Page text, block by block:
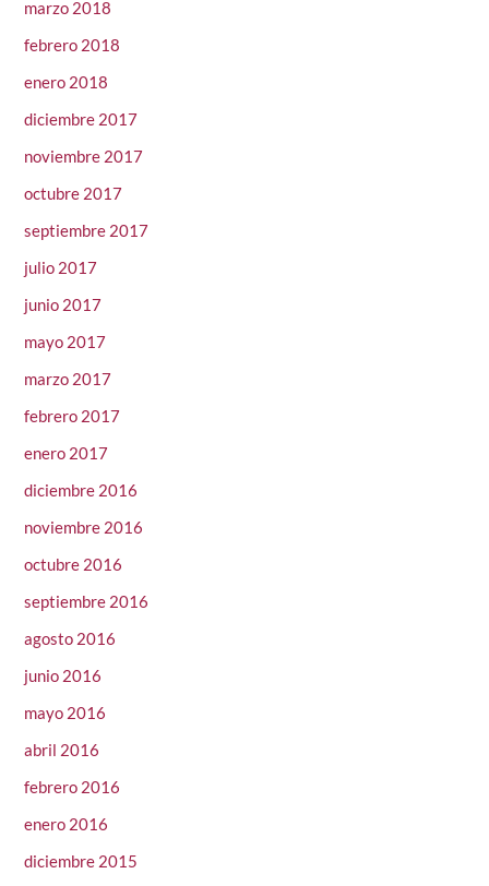
marzo 2018
febrero 2018
enero 2018
diciembre 2017
noviembre 2017
octubre 2017
septiembre 2017
julio 2017
junio 2017
mayo 2017
marzo 2017
febrero 2017
enero 2017
diciembre 2016
noviembre 2016
octubre 2016
septiembre 2016
agosto 2016
junio 2016
mayo 2016
abril 2016
febrero 2016
enero 2016
diciembre 2015